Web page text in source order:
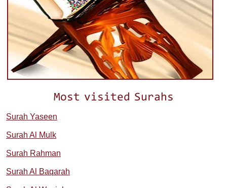
Most visited Surahs
Surah Yaseen
Surah Al Mulk
Surah Rahman
Surah Al Baqarah